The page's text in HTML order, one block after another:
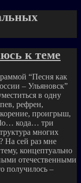
к теме
“Песня как
– Ульяновск”
в одну
рефрен,
проигрыш,
кода… три
многих
На сей раз мне
концептуально
отечественными
получилось –